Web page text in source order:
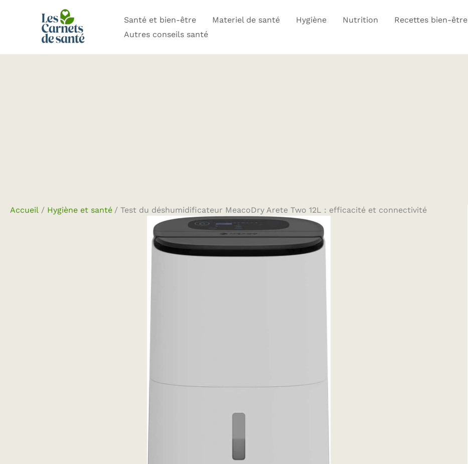
Santé et bien-être Materiel de santé Hygiène Nutrition Recettes bien-être
Autres conseils santé
Accueil Hygiène et santé Test du déshumidificateur MeacoDry Arete Two 12L : efficacité et connectivité